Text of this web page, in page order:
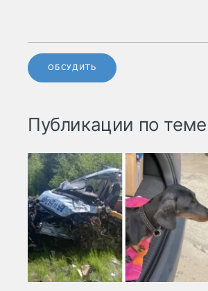
ОБСУДИТЬ
Публикации по теме